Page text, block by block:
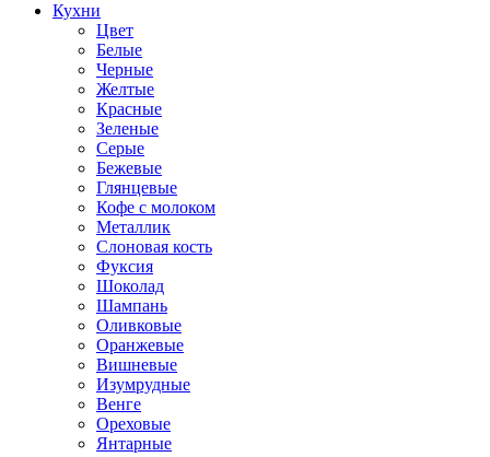
Кухни
Цвет
Белые
Черные
Желтые
Красные
Зеленые
Серые
Бежевые
Глянцевые
Кофе с молоком
Металлик
Слоновая кость
Фуксия
Шоколад
Шампань
Оливковые
Оранжевые
Вишневые
Изумрудные
Венге
Ореховые
Янтарные